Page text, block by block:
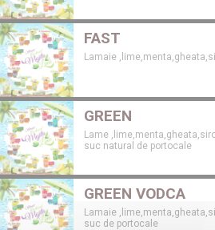
FAST
Lamaie
GREEN
Lame
suc natural de portocale
GREEN VODCA
Lamaie
suc de portocale